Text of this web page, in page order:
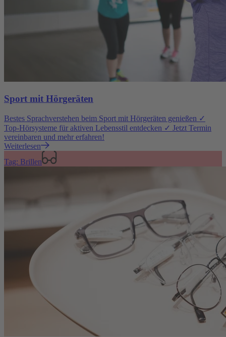
Sport mit Hörgeräten
Bestes Sprachverstehen beim Sport mit Hörgeräten genießen ✓
Top-Hörsysteme für aktiven Lebensstil entdecken ✓ Jetzt Termin
vereinbaren und mehr erfahren!
Weiterlesen
Tag: Brillen